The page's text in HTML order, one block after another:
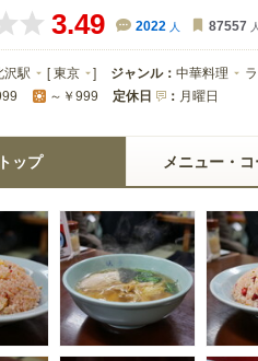
3.49 2022 人 87557 人
沢駅 [東京 ] ジャンル： 中華料理
～￥999 定休日 ： 月曜日
トップ メニュー・